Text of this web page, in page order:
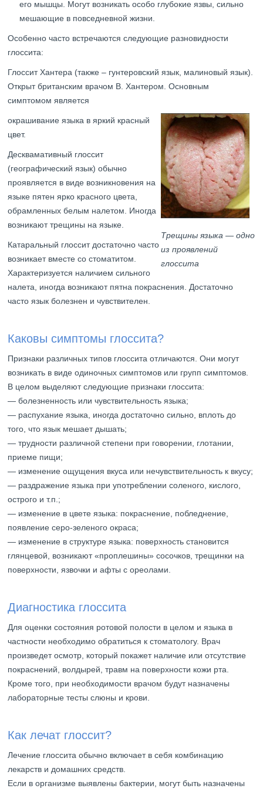
его мышцы. Могут возникать особо глубокие язвы, сильно
мешающие в повседневной жизни.
Особенно часто встречаются следующие разновидности
глоссита:
Глоссит Хантера (также – гунтеровский язык, малиновый язык).
Открыт британским врачом В. Хантером. Основным
симптомом является
Трещины языка — одно
из проявлений
глоссита
окрашивание языка в яркий красный
цвет.
Десквамативный глоссит
(географический язык) обычно
проявляется в виде возникновения на
языке пятен ярко красного цвета,
обрамленных белым налетом. Иногда
возникают трещины на языке.
Катаральный глоссит достаточно часто
возникает вместе со стоматитом.
Характеризуется наличием сильного
налета, иногда возникают пятна покраснения. Достаточно
часто язык болезнен и чувствителен.
Каковы симптомы глоссита?
Признаки различных типов глоссита отличаются. Они могут
возникать в виде одиночных симптомов или групп симптомов.
В целом выделяют следующие признаки глоссита:
— болезненность или чувствительность языка;
— распухание языка, иногда достаточно сильно, вплоть до
того, что язык мешает дышать;
— трудности различной степени при говорении, глотании,
приеме пищи;
— изменение ощущения вкуса или нечувствительность к вкусу;
— раздражение языка при употреблении соленого, кислого,
острого и т.п.;
— изменение в цвете языка: покраснение, побледнение,
появление серо-зеленого окраса;
— изменение в структуре языка: поверхность становится
глянцевой, возникают «проплешины» сосочков, трещинки на
поверхности, язвочки и афты с ореолами.
Диагностика глоссита
Для оценки состояния ротовой полости в целом и языка в
частности необходимо обратиться к стоматологу. Врач
произведет осмотр, который покажет наличие или отсутствие
покраснений, волдырей, травм на поверхности кожи рта.
Кроме того, при необходимости врачом будут назначены
лабораторные тесты слюны и крови.
Как лечат глоссит?
Лечение глоссита обычно включает в себя комбинацию
лекарств и домашних средств.
Если в организме выявлены бактерии, могут быть назначены